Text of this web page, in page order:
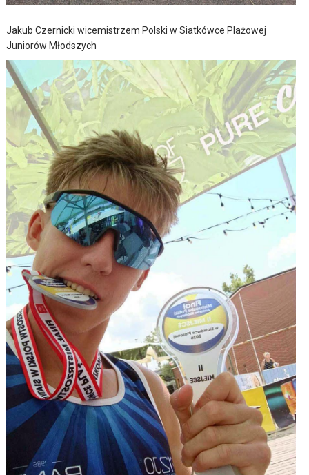
Jakub Czernicki wicemistrzem Polski w Siatkówce Plażowej
Juniorów Młodszych